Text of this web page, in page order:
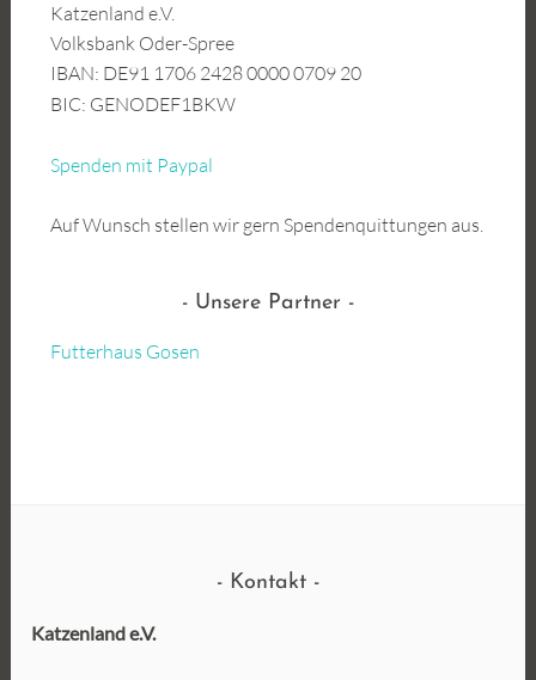
Katzenland e.V.
Volksbank Oder-Spree
IBAN: DE91 1706 2428 0000 0709 20
BIC: GENODEF1BKW
Spenden mit Paypal
Auf Wunsch stellen wir gern Spendenquittungen aus.
Unsere Partner
Futterhaus Gosen
Kontakt
Katzenland e.V.